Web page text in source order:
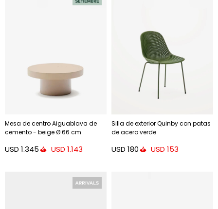
Mesa de centro Aiguablava de
cemento - beige Ø 66 cm
USD 1.345 USD 1.143
Silla de exterior Quinby con patas
de acero verde
USD 180 USD 153